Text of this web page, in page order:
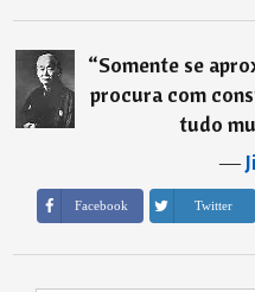
“Somente se
procura com
tudo
―
Facebook Twitter